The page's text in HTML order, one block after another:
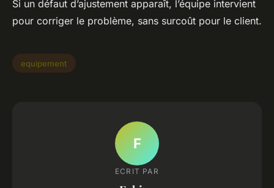
Si un défaut d’ajustement apparaît, l’équipe intervient
pour corriger le problème, sans surcoût pour le client.
equipement
F
ECRIT PAR